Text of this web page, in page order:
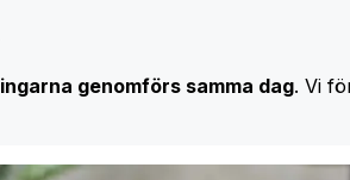
ingarna genomförs samma dag. Vi